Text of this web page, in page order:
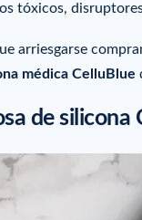
tóxicos,
arriesgarse
médica CelluBlue
de silicona